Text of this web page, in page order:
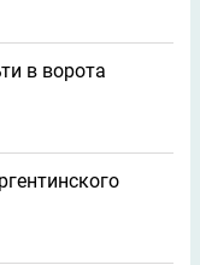
в ворота